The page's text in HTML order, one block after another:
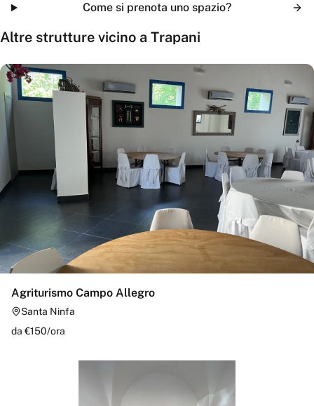
Come si prenota uno spazio?
Altre strutture vicino a Trapani
Agriturismo Campo Allegro
Santa Ninfa
da €150/ora